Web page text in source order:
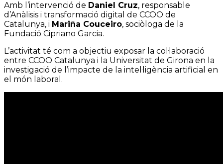
Amb l’intervenció de Daniel Cruz, responsable
d’Anàlisis i transformació digital de CCOO de
Catalunya, i Mariña Couceiro, sociòloga de la
Fundació Cipriano Garcia.
L’activitat té com a objectiu exposar la col·laboració
entre CCOO Catalunya i la Universitat de Girona en la
investigació de l’impacte de la intel·ligència artificial en
el món laboral.